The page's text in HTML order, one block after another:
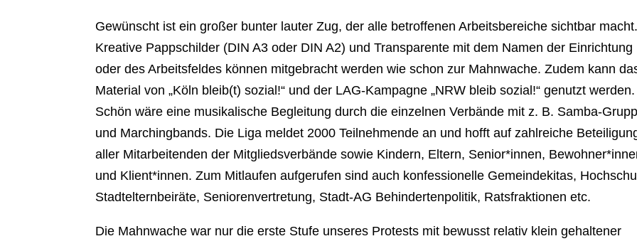
Gewünscht ist ein großer bunter lauter Zug, der alle betroffenen Arbeitsbereiche sichtbar macht.
Kreative Pappschilder (DIN A3 oder DIN A2) und Transparente mit dem Namen der Einrichtung
oder des Arbeitsfeldes können mitgebracht werden wie schon zur Mahnwache. Zudem kann
Material von „Köln bleib(t) sozial!“ und der LAG-Kampagne „NRW bleib sozial!“ genutzt werden.
Schön wäre eine musikalische Begleitung durch die einzelnen Verbände mit z. B. Samba-
und Marchingbands. Die Liga meldet 2000 Teilnehmende an und hofft auf zahlreiche
aller Mitarbeitenden der Mitgliedsverbände sowie Kindern, Eltern, Senior*innen,
und Klient*innen. Zum Mitlaufen aufgerufen sind auch konfessionelle Gemeindekitas,
Stadtelternbeiräte, Seniorenvertretung, Stadt-AG Behindertenpolitik, Ratsfraktionen etc.
Die Mahnwache war nur die erste Stufe unseres Protests mit bewusst relativ klein gehaltener